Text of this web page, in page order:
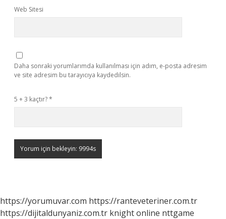
Web Sitesi
Daha sonraki yorumlarımda kullanılması için adım, e-posta adresim
ve site adresim bu tarayıcıya kaydedilsin.
5 + 3 kaçtır?*
https://yorumuvar.com https://ranteveteriner.com.tr
https://dijitaldunyaniz.com.tr knight online nttgame